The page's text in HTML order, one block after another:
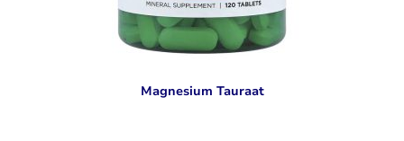
Magnesium Tauraat